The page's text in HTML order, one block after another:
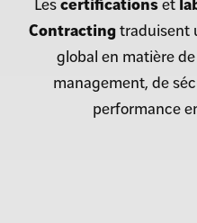
Les certificationset
Contractingtraduisent
global en matière
management, de
performance